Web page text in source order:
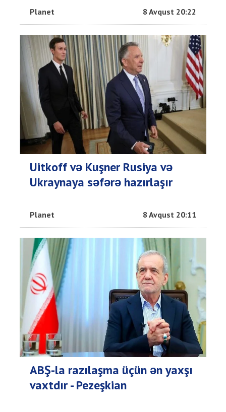
Planet 8 Avqust 20:22
Uitkoff və Kuşner Rusiya və
Ukraynaya səfərə hazırlaşır
Planet 8 Avqust 20:11
ABŞ-la razılaşma üçün ən yaxşı
vaxtdır - Pezeşkian